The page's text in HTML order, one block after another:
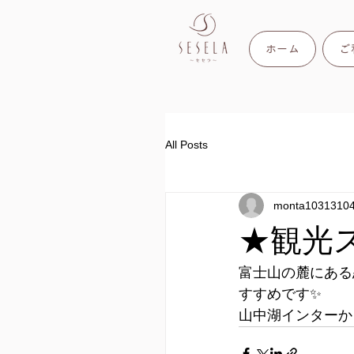
ホーム
All Posts
★観光
富士山の麓にあ
すすめです✨
山中湖インター